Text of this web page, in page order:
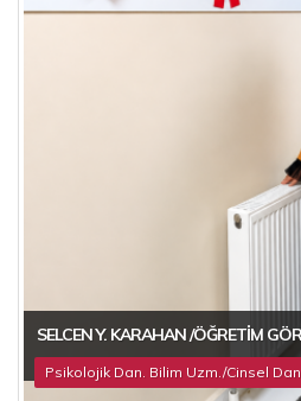
SELCEN Y. KARAHAN /ÖĞRETIM
Psikolojik Dan. Bilim Uzm./Cinsel